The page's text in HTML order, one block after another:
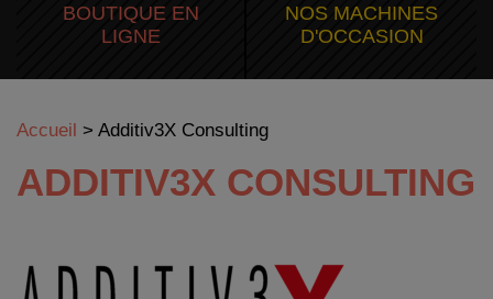
BOUTIQUE EN
LIGNE
NOS MACHINES
D'OCCASION
Accueil > Additiv3X Consulting
ADDITIV3X CONSULTING